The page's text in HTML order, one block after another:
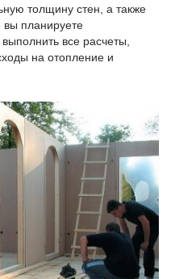
толщину стен, а также
вы планируете
все расчеты,
на отопление и